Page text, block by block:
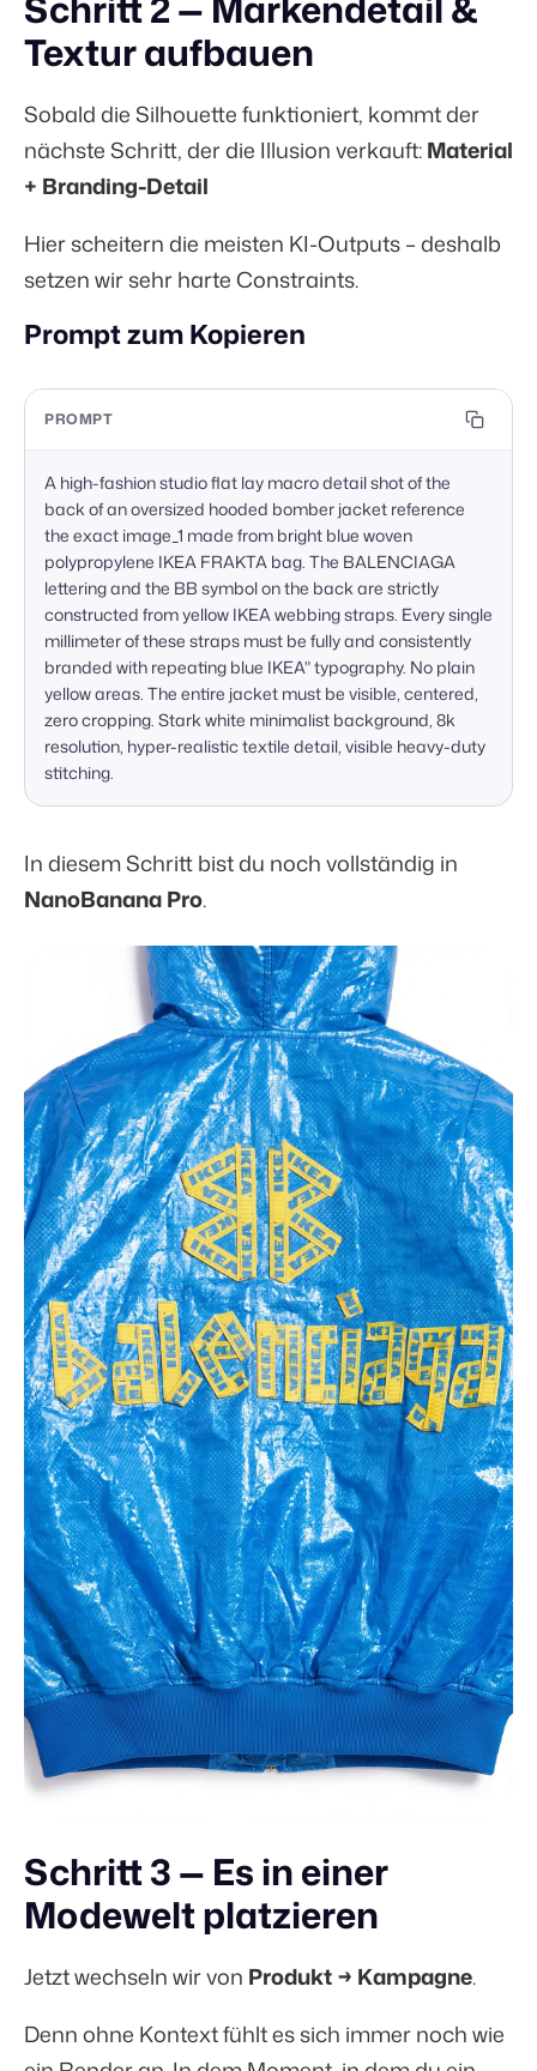
Textur aufbauen
Sobald die Silhouette funktioniert, kommt der
nächste Schritt, der die Illusion verkauft:Material
+ Branding-Detail
Hier scheitern die meisten KI-Outputs – deshalb
setzen wir sehr harte Constraints.
Prompt zum Kopieren
PROMPT
A high-fashion studio flat lay macro detail shot of the
back of an oversized hooded bomber jacket reference
the exact image_1 made from bright blue woven
polypropylene IKEA FRAKTA bag. The BALENCIAGA
lettering and the BB symbol on the back are strictly
constructed from yellow IKEA webbing straps. Every single
millimeter of these straps must be fully and consistently
branded with repeating blue IKEA" typography. No plain
yellow areas. The entire jacket must be visible, centered,
zero cropping. Stark white minimalist background, 8k
resolution, hyper-realistic textile detail, visible heavy-duty
stitching.
In diesem Schritt bist du noch vollständig in
NanoBanana Pro.
Schritt 3 — Es in einer
Modewelt platzieren
Jetzt wechseln wir von Produkt → Kampagne.
Denn ohne Kontext fühlt es sich immer noch wie